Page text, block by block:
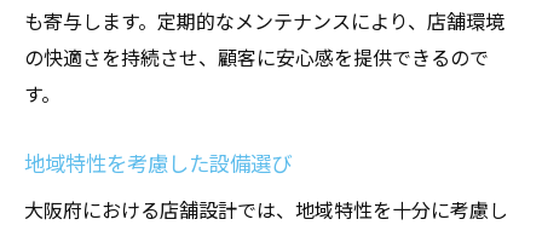
も寄与します。定期的なメンテナンスにより、店舗環境
の快適さを持続させ、顧客に安心感を提供できるので
す。
地域特性を考慮した設備選び
大阪府における店舗設計では、地域特性を十分に考慮し